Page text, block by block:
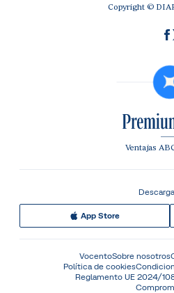
Copyright ©
Ventajas
App Store
VocentoSobre nosotros
Política de cookies
Reglamento UE 2024/